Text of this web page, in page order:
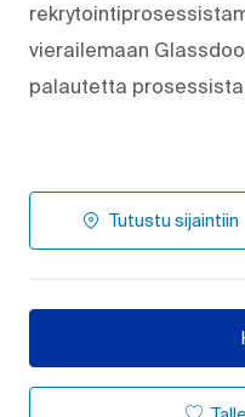
vierailemaan
palautetta
Tutustu sijaintiin